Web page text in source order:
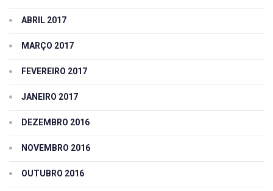
ABRIL 2017
MARÇO 2017
FEVEREIRO 2017
JANEIRO 2017
DEZEMBRO 2016
NOVEMBRO 2016
OUTUBRO 2016